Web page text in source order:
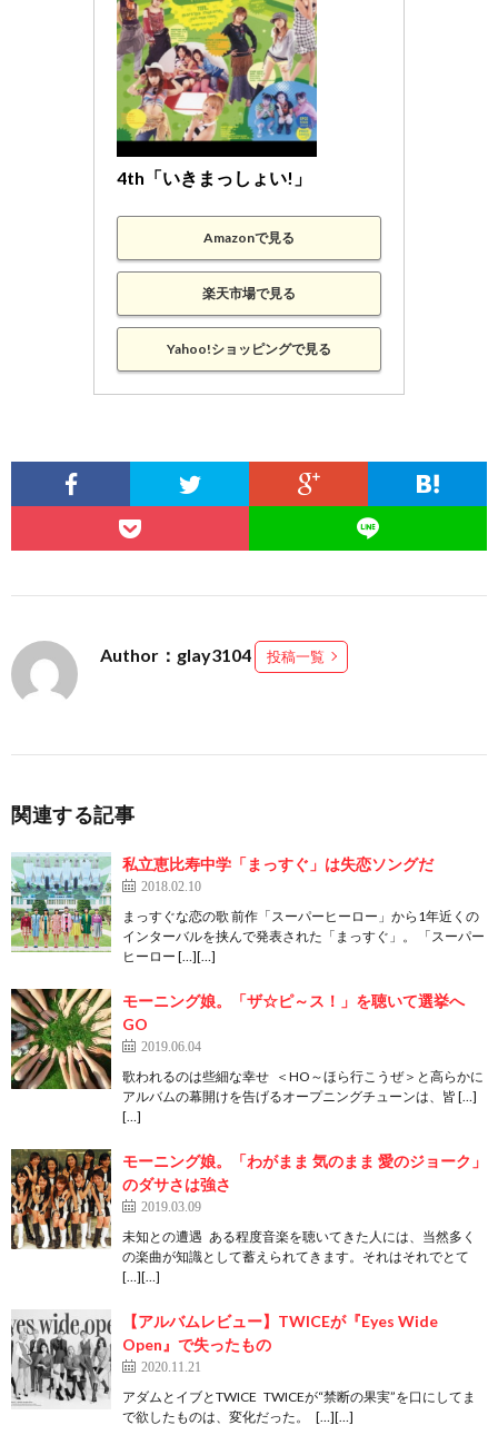
4th「いきまっしょい!」
Amazonで見る
楽天市場で見る
Yahoo!ショッピングで見る
Author：glay3104 投稿一覧
関連する記事
私立恵比寿中学「まっすぐ」は失恋ソングだ
2018.02.10
まっすぐな恋の歌 前作「スーパーヒーロー」から1年近くの
インターバルを挟んで発表された「まっすぐ」。 「スーパー
ヒーロー […][…]
モーニング娘。「ザ☆ピ～ス！」を聴いて選挙へ
GO
2019.06.04
歌われるのは些細な幸せ ＜HO～ほら行こうぜ＞と高らかに
アルバムの幕開けを告げるオープニングチューンは、皆 […]
[…]
モーニング娘。「わがまま 気のまま 愛のジョーク」
のダサさは強さ
2019.03.09
未知との遭遇 ある程度音楽を聴いてきた人には、当然多く
の楽曲が知識として蓄えられてきます。それはそれでとて
[…][…]
【アルバムレビュー】TWICEが『Eyes Wide
Open』で失ったもの
2020.11.21
アダムとイブとTWICE TWICEが“禁断の果実”を口にしてま
で欲したものは、変化だった。 […][…]